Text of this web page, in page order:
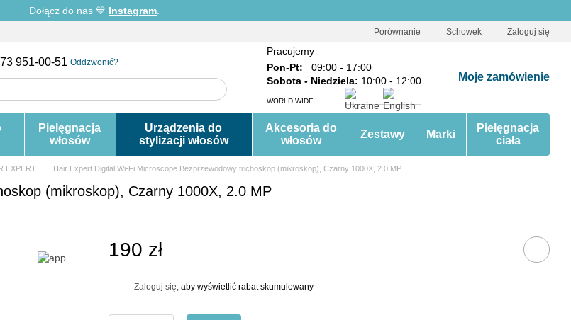
Dołącz do nas 💙 Instagram
Porównanie Schowek Zaloguj się
951-00-51 Oddzwonić?
Pracujemy
Pon-Pt:
09:00 - 17:00
Sobota - Niedziela: 10:00 - 12:00
WORLD WIDE
Moje zamówienie
Pielęgnacja
włosów
Urządzenia do
stylizacji włosów
Akcesoria do
włosów
Zestawy Marki
Pielęgnacja
ciała
EXPERT Hair Expert Digital Wi-Fi Microscope Bezprzewodowy trichoskop (mikroskop), Czarny 1000X, 2.0 MP
(mikroskop), Czarny 1000X, 2.0 MP
190 zł
Zaloguj się, aby wyświetlić rabat skumulowany